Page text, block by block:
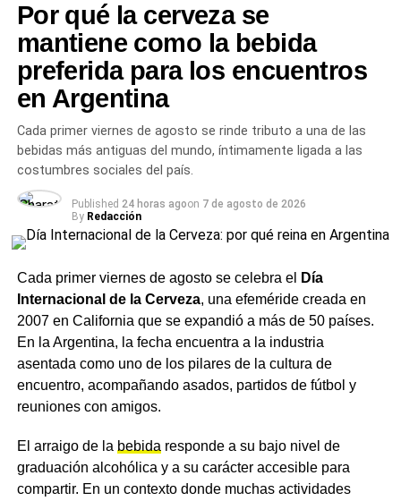
Mariana Pujol, quienes estuvieron a cargo del taller
didáctico, brindando información basada en evidencia y
respondiendo las inquietudes de las familias presentes.
Además, agradecieron a las cocineras del hospital, Ana
Ledezma y Ramona Fernández, por preparar las
degustaciones que se compartieron durante la jornada.
El agradecimiento a las
familias
Elhospitaldestacó especialmente a todas las mamás y
y se acercaron para conocer más sobre este alimento
único e irremplazable. Desde la institución remarcaron
que la leche materna no solo alimenta, sino que protege,
fortalece el vínculo entre mamá y bebé y aporta
beneficios para todo el binomio, para un comienzo
saludable de la vida.
sostengan la lactancia, ya que consideran que apoyarla
es una responsabilidad de toda la comunidad.
Por qué la cerveza se
mantiene como la bebida
preferida para los encuentros
en Argentina
Cada primer viernes de agosto se rinde tributo a una de las
bebidas más antiguas del mundo, íntimamente ligada a las
costumbres sociales del país.
Published 24 horas agoon 7 de agosto de 2026
By Redacción
Cada primer viernes de agosto se celebra el
Día
Internacional de la Cerveza, una efeméride creada en
2007 en California que se expandió a más de 50 países.
En la Argentina, la fecha encuentra a la industria
asentada como uno de los pilares de la cultura de
encuentro, acompañando asados, partidos de fútbol y
reuniones con amigos.
El arraigo de la bebida responde a su bajo nivel de
graduación alcohólica y a su carácter accesible para
compartir. En un contexto donde muchas actividades